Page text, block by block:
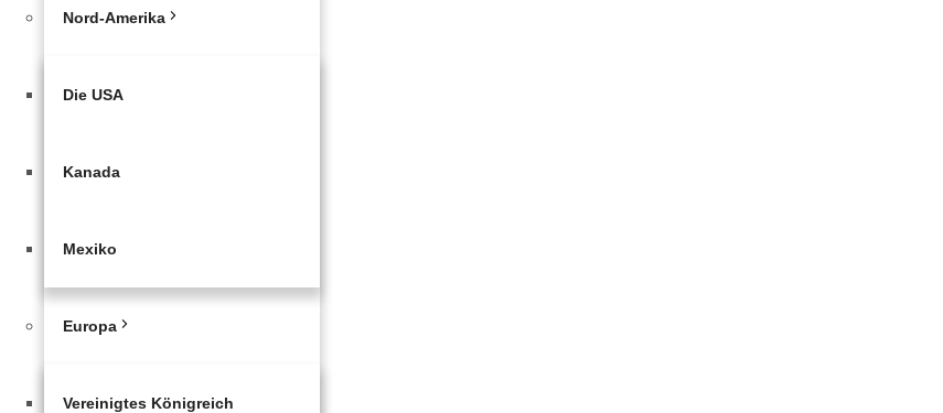
Nord-Amerika
Die USA
Kanada
Mexiko
Europa
Vereinigtes Königreich